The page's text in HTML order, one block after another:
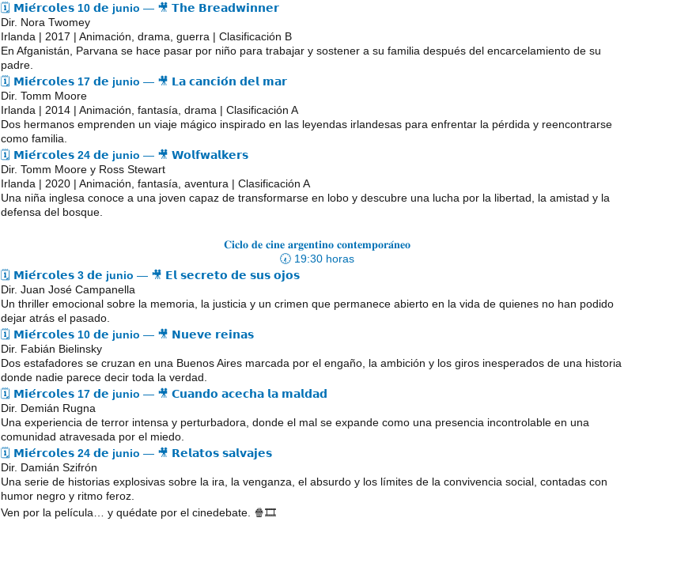
🗓️ 𝗠𝗶𝗲́𝗿𝗰𝗼𝗹𝗲𝘀 10 𝗱𝗲 junio — 🎥 𝗧𝗵𝗲 𝗕𝗿𝗲𝗮𝗱𝘄𝗶𝗻𝗻𝗲𝗿
Dir. Nora Twomey
Irlanda | 2017 | Animación, drama, guerra | Clasificación B
En Afganistán, Parvana se hace pasar por niño para trabajar y sostener a su familia después del encarcelamiento de su
padre.
🗓️ 𝗠𝗶𝗲́𝗿𝗰𝗼𝗹𝗲𝘀 17 𝗱𝗲 junio — 🎥 𝗟𝗮 𝗰𝗮𝗻𝗰𝗶𝗼́𝗻 𝗱𝗲𝗹 𝗺𝗮𝗿
Dir. Tomm Moore
Irlanda | 2014 | Animación, fantasía, drama | Clasificación A
Dos hermanos emprenden un viaje mágico inspirado en las leyendas irlandesas para enfrentar la pérdida y reencontrarse
como familia.
🗓️ 𝗠𝗶𝗲́𝗿𝗰𝗼𝗹𝗲𝘀 24 𝗱𝗲 junio — 🎥 𝗪𝗼𝗹𝗳𝘄𝗮𝗹𝗸𝗲𝗿𝘀
Dir. Tomm Moore y Ross Stewart
Irlanda | 2020 | Animación, fantasía, aventura | Clasificación A
Una niña inglesa conoce a una joven capaz de transformarse en lobo y descubre una lucha por la libertad, la amistad y la
defensa del bosque.
𝐂𝐢𝐜𝐥𝐨 𝐝𝐞 𝐜𝐢𝐧𝐞 𝐚𝐫𝐠𝐞𝐧𝐭𝐢𝐧𝐨 𝐜𝐨𝐧𝐭𝐞𝐦𝐩𝐨𝐫𝐚́𝐧𝐞𝐨
🕢 19:30 horas
🗓️ 𝗠𝗶𝗲́𝗿𝗰𝗼𝗹𝗲𝘀 3 𝗱𝗲 junio — 🎥 𝗘𝗹 𝘀𝗲𝗰𝗿𝗲𝘁𝗼 𝗱𝗲 𝘀𝘂𝘀 𝗼𝗷𝗼𝘀
Dir. Juan José Campanella
Un thriller emocional sobre la memoria, la justicia y un crimen que permanece abierto en la vida de quienes no han podido
dejar atrás el pasado.
🗓️ 𝗠𝗶𝗲́𝗿𝗰𝗼𝗹𝗲𝘀 10 𝗱𝗲 junio — 🎥 𝗡𝘂𝗲𝘃𝗲 𝗿𝗲𝗶𝗻𝗮𝘀
Dir. Fabián Bielinsky
Dos estafadores se cruzan en una Buenos Aires marcada por el engaño, la ambición y los giros inesperados de una historia
donde nadie parece decir toda la verdad.
🗓️ 𝗠𝗶𝗲́𝗿𝗰𝗼𝗹𝗲𝘀 17 𝗱𝗲 junio — 🎥 𝗖𝘂𝗮𝗻𝗱𝗼 𝗮𝗰𝗲𝗰𝗵𝗮 𝗹𝗮 𝗺𝗮𝗹𝗱𝗮𝗱
Dir. Demián Rugna
Una experiencia de terror intensa y perturbadora, donde el mal se expande como una presencia incontrolable en una
comunidad atravesada por el miedo.
🗓️ 𝗠𝗶𝗲́𝗿𝗰𝗼𝗹𝗲𝘀 24 𝗱𝗲 junio — 🎥 𝗥𝗲𝗹𝗮𝘁𝗼𝘀 𝘀𝗮𝗹𝘃𝗮𝗷𝗲𝘀
Dir. Damián Szifrón
Una serie de historias explosivas sobre la ira, la venganza, el absurdo y los límites de la convivencia social, contadas con
humor negro y ritmo feroz.
Ven por la película… y quédate por el cinedebate. 🍿🎞️